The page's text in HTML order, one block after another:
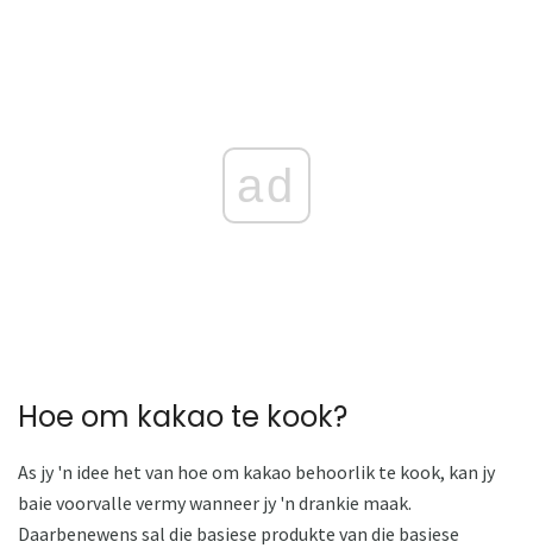
ad
Hoe om kakao te kook?
As jy 'n idee het van hoe om kakao behoorlik te kook, kan jy
baie voorvalle vermy wanneer jy 'n drankie maak.
Daarbenewens sal die basiese produkte van die basiese